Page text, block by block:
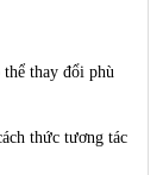
thay đổi phù
thức tương tác